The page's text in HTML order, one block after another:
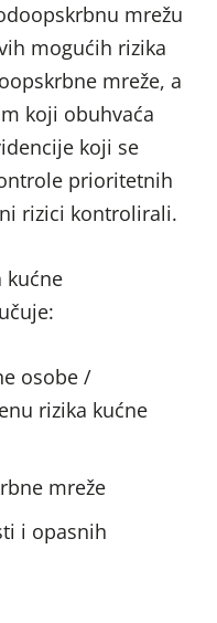
mrežu
mogućih rizika
mreže, a
koji obuhvaća
koji se
prioritetnih
rizici kontrolirali.
kućne
osobe /
rizika kućne
mreže
i opasnih